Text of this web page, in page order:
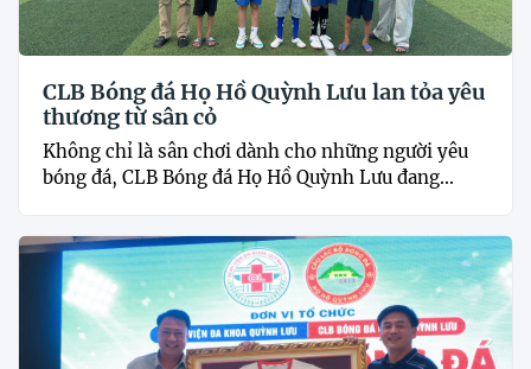
CLB Bóng đá Họ Hồ Quỳnh Lưu lan tỏa yêu
thương từ sân cỏ
Không chỉ là sân chơi dành cho những người yêu
bóng đá, CLB Bóng đá Họ Hồ Quỳnh Lưu đang...